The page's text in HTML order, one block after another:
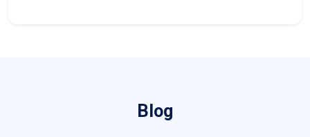
Blog